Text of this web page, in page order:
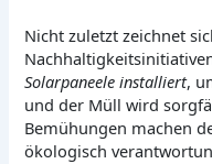
Nicht zuletzt zeichnet
Solarpaneele installiert,
und der Müll wird
Bemühungen machen
ökologisch